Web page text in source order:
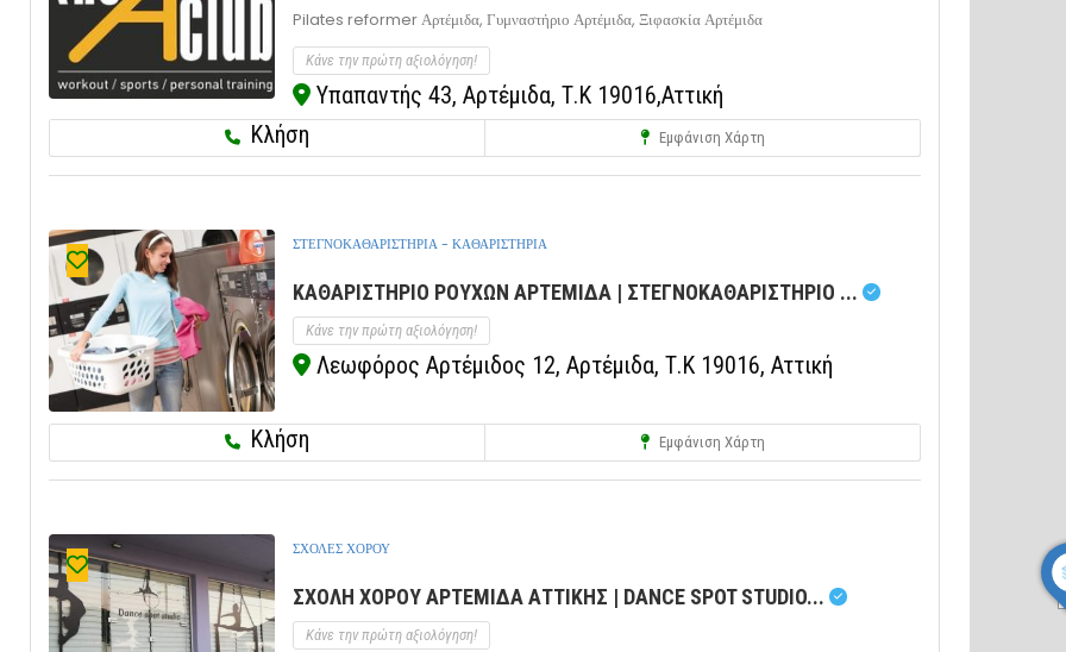
Pilates reformer Αρτέμιδα, Γυμναστήριο Αρτέμιδα, Ξιφασκία Αρτέμιδα
Κάνε την πρώτη αξιολόγηση!
Υπαπαντής 43, Αρτέμιδα, Τ.Κ 19016,Αττική
Κλήση
Εμφάνιση Χάρτη
ΣΤΕΓΝΟΚΑΘΑΡΙΣΤΗΡΙΑ - ΚΑΘΑΡΙΣΤΗΡΙΑ
ΚΑΘΑΡΙΣΤΗΡΙΟ ΡΟΥΧΩΝ ΑΡΤΕΜΙΔΑ | ΣΤΕΓΝΟΚΑΘΑΡΙΣΤΗΡΙΟ ...
Κάνε την πρώτη αξιολόγηση!
Λεωφόρος Αρτέμιδος 12, Αρτέμιδα, Τ.Κ 19016, Αττική
Κλήση Εμφάνιση Χάρτη
ΣΧΟΛΕΣ ΧΟΡΟΥ
ΣΧΟΛΗ ΧΟΡΟΥ ΑΡΤΕΜΙΔΑ ΑΤΤΙΚΗΣ | DANCE SPOT STUDIO...
Κάνε την πρώτη αξιολόγηση!